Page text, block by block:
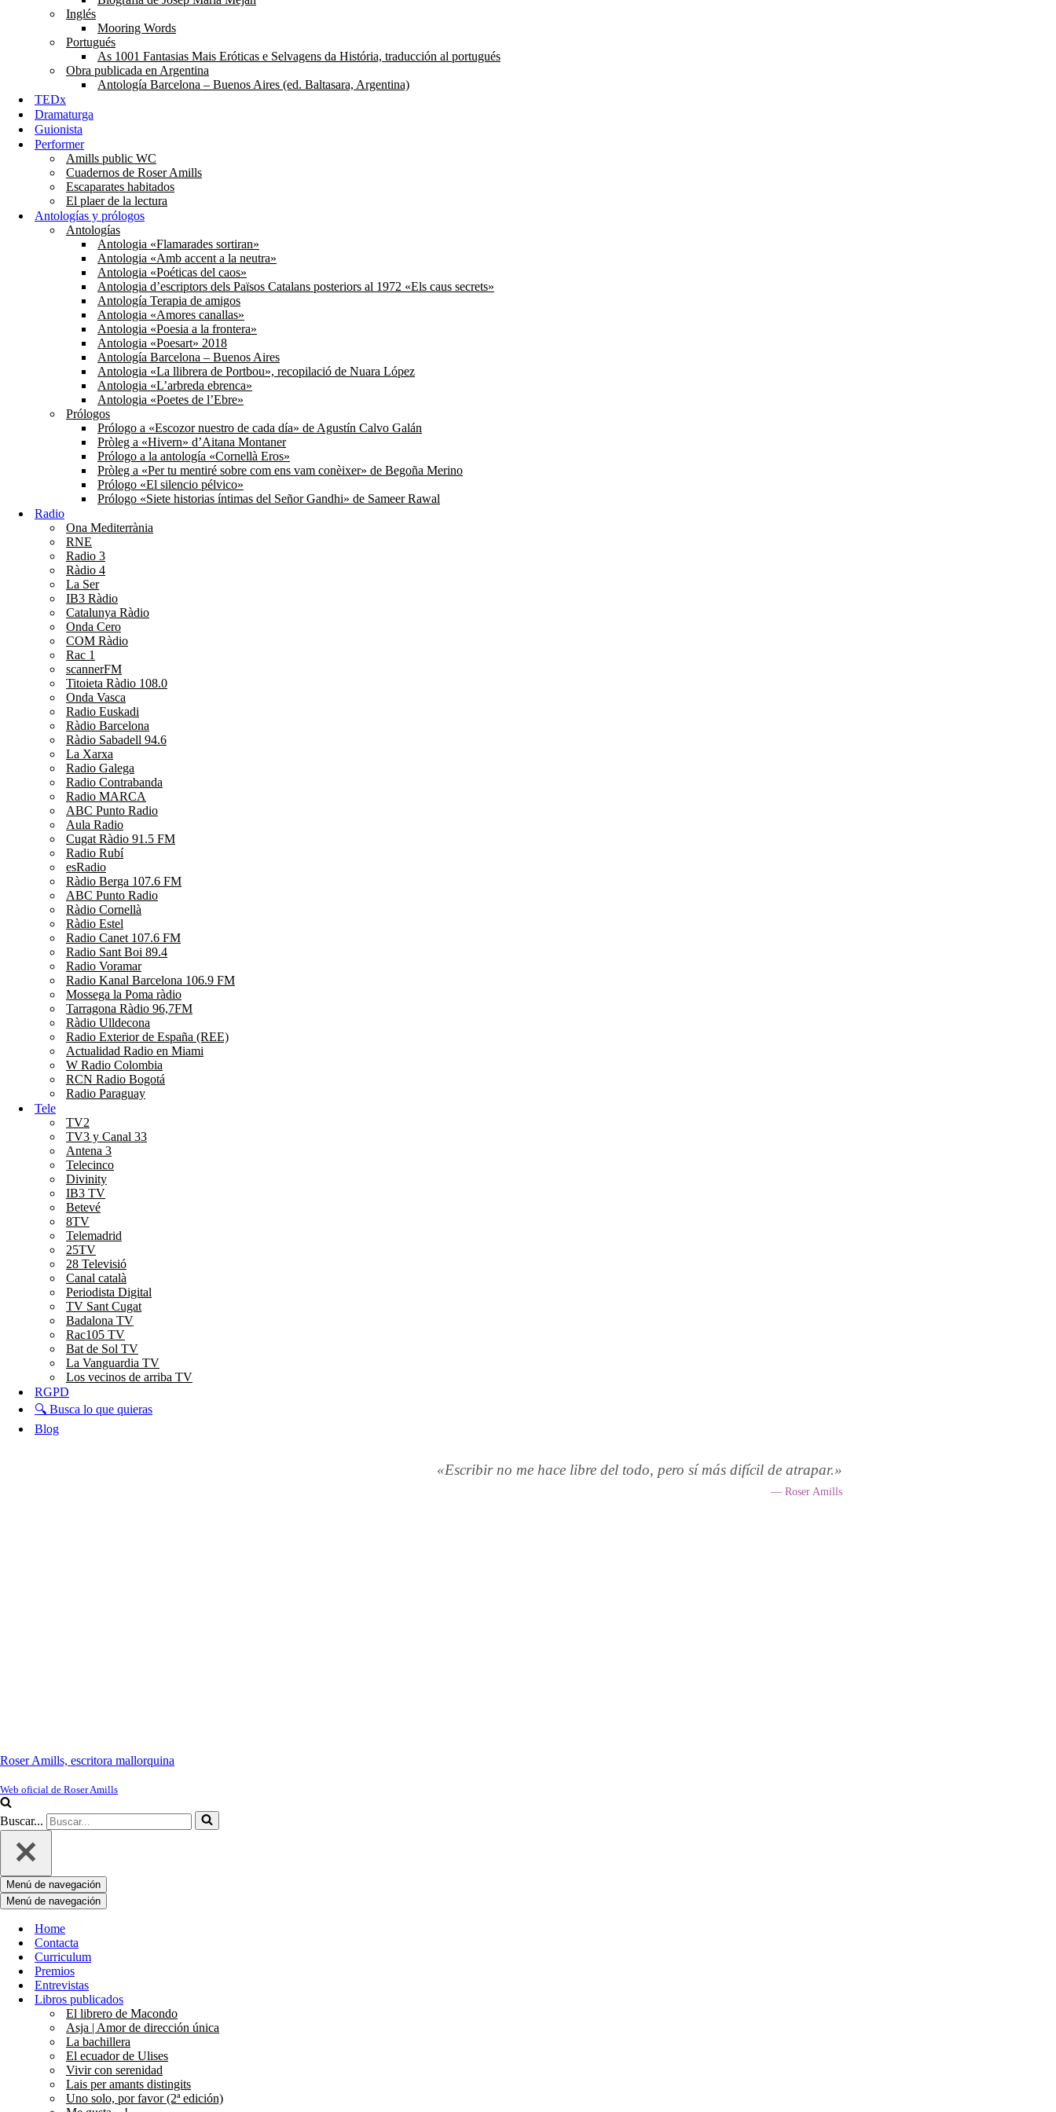
Inglés
Mooring Words
Portugués
As 1001 Fantasias Mais Eróticas e Selvagens da História, traducción al portugués
Obra publicada en Argentina
Antología Barcelona – Buenos Aires (ed. Baltasara, Argentina)
TEDx
Dramaturga
Guionista
Performer
Amills public WC
Cuadernos de Roser Amills
Escaparates habitados
El plaer de la lectura
Antologías y prólogos
Antologías
Antologia «Flamarades sortiran»
Antologia «Amb accent a la neutra»
Antologia «Poéticas del caos»
Antologia d’escriptors dels Països Catalans posteriors al 1972 «Els caus secrets»
Antología Terapia de amigos
Antologia «Amores canallas»
Antologia «Poesia a la frontera»
Antologia «Poesart» 2018
Antología Barcelona – Buenos Aires
Antologia «La llibrera de Portbou», recopilació de Nuara López
Antologia «L’arbreda ebrenca»
Antologia «Poetes de l’Ebre»
Prólogos
Prólogo a «Escozor nuestro de cada día» de Agustín Calvo Galán
Pròleg a «Hivern» d’Aitana Montaner
Prólogo a la antología «Cornellà Eros»
Pròleg a «Per tu mentiré sobre com ens vam conèixer» de Begoña Merino
Prólogo «El silencio pélvico»
Prólogo «Siete historias íntimas del Señor Gandhi» de Sameer Rawal
Radio
Ona Mediterrània
RNE
Radio 3
Ràdio 4
La Ser
IB3 Ràdio
Catalunya Ràdio
Onda Cero
COM Ràdio
Rac 1
scannerFM
Titoieta Ràdio 108.0
Onda Vasca
Radio Euskadi
Ràdio Barcelona
Ràdio Sabadell 94.6
La Xarxa
Radio Galega
Radio Contrabanda
Radio MARCA
ABC Punto Radio
Aula Radio
Cugat Ràdio 91.5 FM
Radio Rubí
esRadio
Ràdio Berga 107.6 FM
ABC Punto Radio
Ràdio Cornellà
Ràdio Estel
Radio Canet 107.6 FM
Radio Sant Boi 89.4
Radio Voramar
Radio Kanal Barcelona 106.9 FM
Mossega la Poma ràdio
Tarragona Ràdio 96,7FM
Ràdio Ulldecona
Radio Exterior de España (REE)
Actualidad Radio en Miami
W Radio Colombia
RCN Radio Bogotá
Radio Paraguay
Tele
TV2
TV3 y Canal 33
Antena 3
Telecinco
Divinity
IB3 TV
Betevé
8TV
Telemadrid
25TV
28 Televisió
Canal català
Periodista Digital
TV Sant Cugat
Badalona TV
Rac105 TV
Bat de Sol TV
La Vanguardia TV
Los vecinos de arriba TV
RGPD
🔍 Busca lo que quieras
Blog
«Escribir no me hace libre del todo, pero sí más difícil de atrapar.»
— Roser Amills
Roser Amills, escritora mallorquina
Web oficial de Roser Amills
Buscar...
Menú de navegación
Menú de navegación
Home
Contacta
Curriculum
Premios
Entrevistas
Libros publicados
El librero de Macondo
Asja | Amor de dirección única
La bachillera
El ecuador de Ulises
Vivir con serenidad
Lais per amants distingits
Uno solo, por favor (2ª edición)